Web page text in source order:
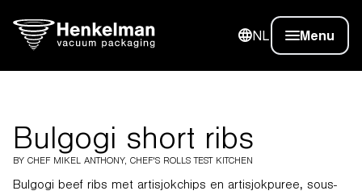
NL Menu
Bulgogi short ribs
BY CHEF MIKEL ANTHONY, CHEF'S ROLLS TEST KITCHEN
Bulgogi beef ribs met artisjokchips en artisjokpuree, sous-